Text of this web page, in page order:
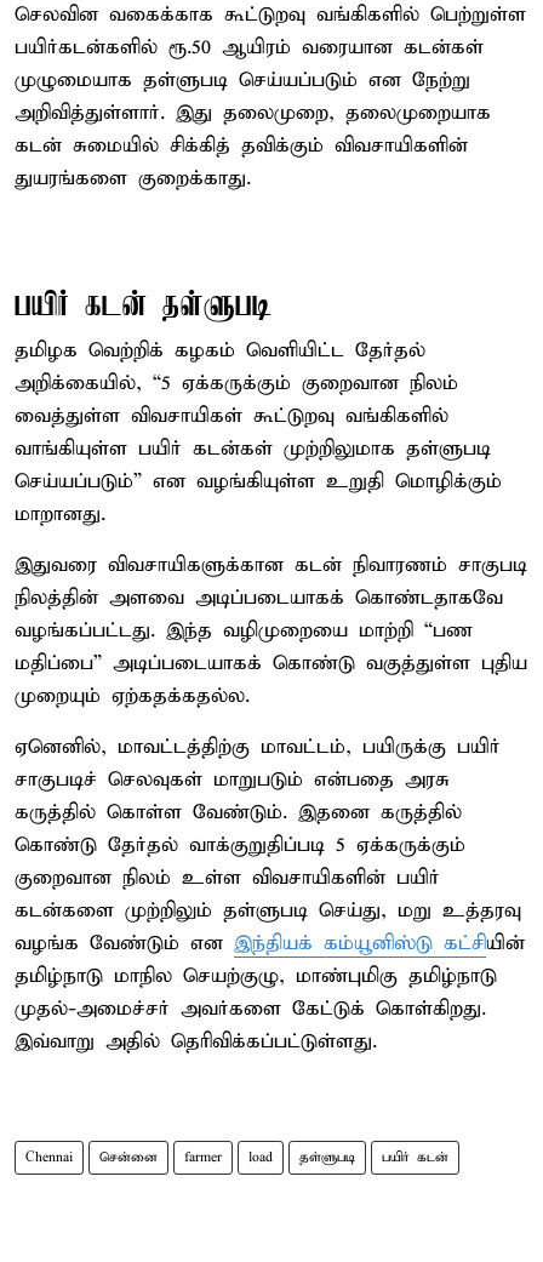
செலவின வகைக்காக கூட்டுறவு வங்கிகளில் பெற்றுள்ள
பயிர்கடன்களில் ரூ.50 ஆயிரம் வரையான கடன்கள்
முழுமையாக தள்ளுபடி செய்யப்படும் என நேற்று
அறிவித்துள்ளார். இது தலைமுறை, தலைமுறையாக
கடன் சுமையில் சிக்கித் தவிக்கும் விவசாயிகளின்
துயரங்களை குறைக்காது.
பயிர் கடன் தள்ளுபடி
தமிழக வெற்றிக் கழகம் வெளியிட்ட தேர்தல்
அறிக்கையில், “5 ஏக்கருக்கும் குறைவான நிலம்
வைத்துள்ள விவசாயிகள் கூட்டுறவு வங்கிகளில்
வாங்கியுள்ள பயிர் கடன்கள் முற்றிலுமாக தள்ளுபடி
செய்யப்படும்” என வழங்கியுள்ள உறுதி மொழிக்கும்
மாறானது.
இதுவரை விவசாயிகளுக்கான கடன் நிவாரணம் சாகுபடி
நிலத்தின் அளவை அடிப்படையாகக் கொண்டதாகவே
வழங்கப்பட்டது. இந்த வழிமுறையை மாற்றி “பண
மதிப்பை” அடிப்படையாகக் கொண்டு வகுத்துள்ள புதிய
முறையும் ஏற்கதக்கதல்ல.
ஏனெனில், மாவட்டத்திற்கு மாவட்டம், பயிருக்கு பயிர்
சாகுபடிச் செலவுகள் மாறுபடும் என்பதை அரசு
கருத்தில் கொள்ள வேண்டும். இதனை கருத்தில்
கொண்டு தேர்தல் வாக்குறுதிப்படி 5 ஏக்கருக்கும்
குறைவான நிலம் உள்ள விவசாயிகளின் பயிர்
கடன்களை முற்றிலும் தள்ளுபடி செய்து, மறு உத்தரவு
வழங்க வேண்டும் என இந்தியக் கம்யூனிஸ்டு கட்சியின்
தமிழ்நாடு மாநில செயற்குழு, மாண்புமிகு தமிழ்நாடு
முதல்-அமைச்சர் அவர்களை கேட்டுக் கொள்கிறது.
இவ்வாறு அதில் தெரிவிக்கப்பட்டுள்ளது.
Chennai சென்னை farmer load தள்ளுபடி பயிர் கடன்